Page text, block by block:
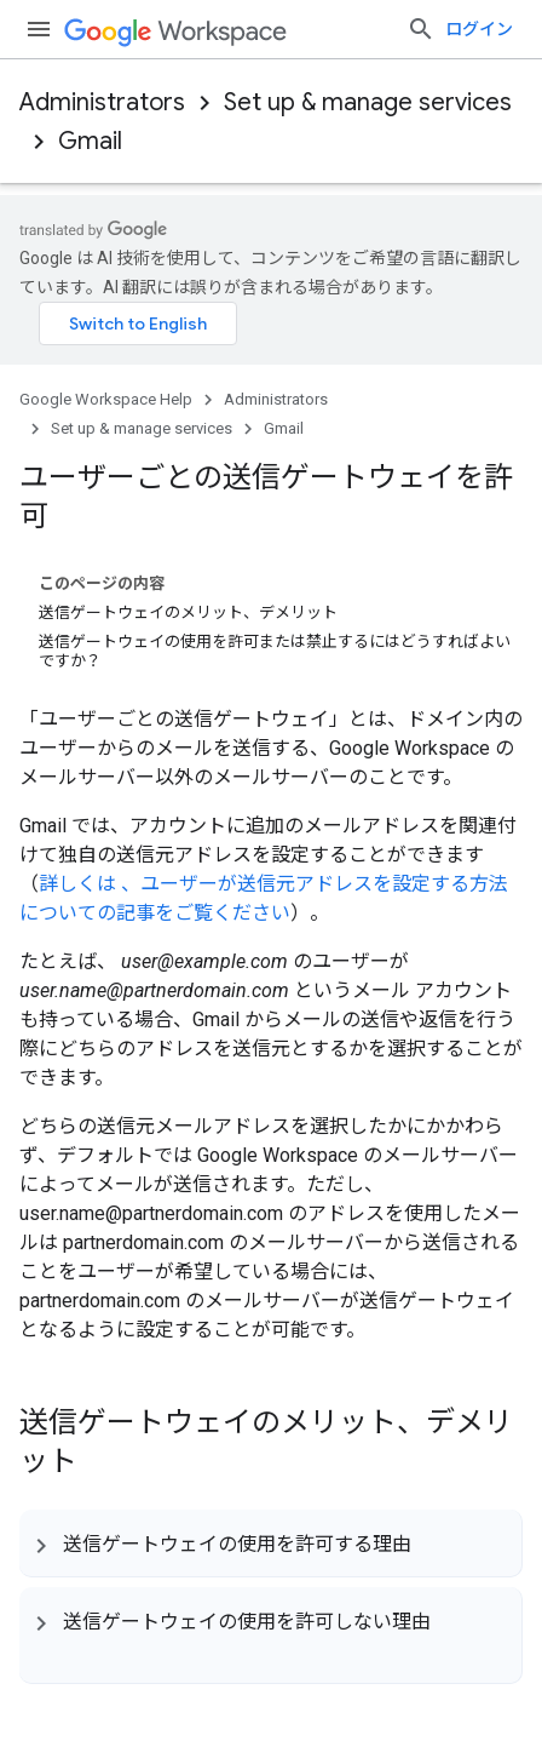
ログイン
Administrators
Set up & manage services
Gmail
Google は AI 技術を使用して、コンテンツをご希望の言語に翻訳し
ています。AI 翻訳には誤りが含まれる場合があります。
Google Workspace Help
Administrators
Set up & manage services
Gmail
ユーザーごとの送信ゲートウェイを許
可
このページの内容
送信ゲートウェイのメリット、デメリット
送信ゲートウェイの使用を許可または禁止するにはどうすればよい
ですか？
「ユーザーごとの送信ゲートウェイ」とは、ドメイン内の
ユーザーからのメールを送信する、Google Workspace の
メールサーバー以外のメールサーバーのことです。
Gmail では、アカウントに追加のメールアドレスを関連付
けて独自の送信元アドレスを設定することができます
（詳しくは 、ユーザーが送信元アドレスを設定する方法
についての記事をご覧ください）。
たとえば、 user@example.com のユーザーが
user.name@partnerdomain.com というメール アカウント
も持っている場合、Gmail からメールの送信や返信を行う
際にどちらのアドレスを送信元とするかを選択することが
できます。
どちらの送信元メールアドレスを選択したかにかかわら
ず、デフォルトでは Google Workspace のメールサーバー
によってメールが送信されます。ただし、
user.name@partnerdomain.com のアドレスを使用したメー
ルは partnerdomain.com のメールサーバーから送信される
ことをユーザーが希望している場合には、
partnerdomain.com のメールサーバーが送信ゲートウェイ
となるように設定することが可能です。
送信ゲートウェイのメリット、デメリ
ット
送信ゲートウェイの使用を許可する理由
送信ゲートウェイの使用を許可しない理由